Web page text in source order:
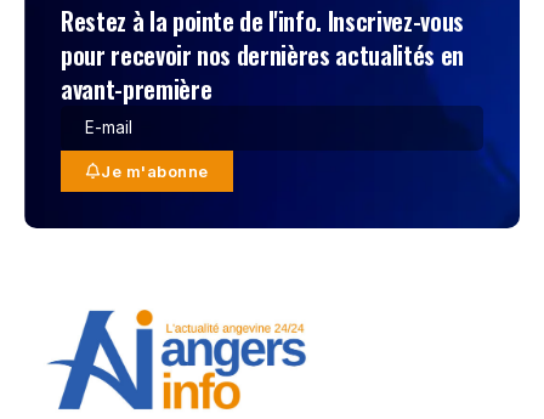
Restez à la pointe de l'info. Inscrivez-vous
pour recevoir nos dernières actualités en
avant-première
Je m'abonne